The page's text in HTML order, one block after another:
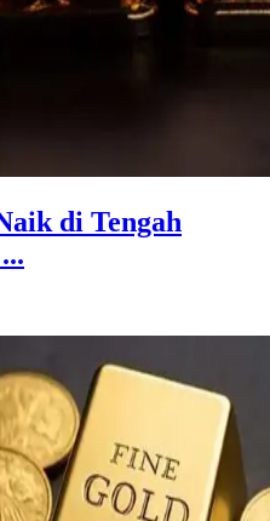
di Tengah